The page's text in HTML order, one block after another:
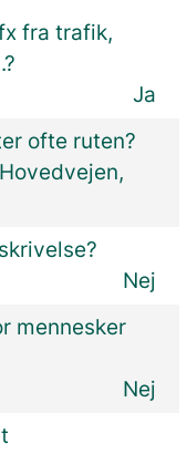
fra trafik,
Ja
ofte ruten?
Nej
mennesker
Nej